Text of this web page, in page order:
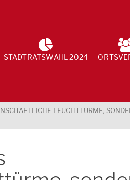
STADTRATSWAHL 2024
LEUCHTTÜRME,